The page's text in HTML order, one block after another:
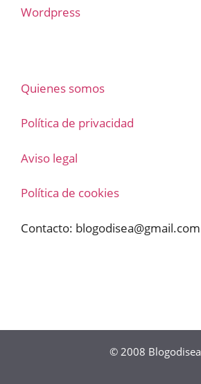
Wordpress
Quienes somos
Política de privacidad
Aviso legal
Política de cookies
Contacto: blogodisea@gmail.com
© 2008 Blogodisea